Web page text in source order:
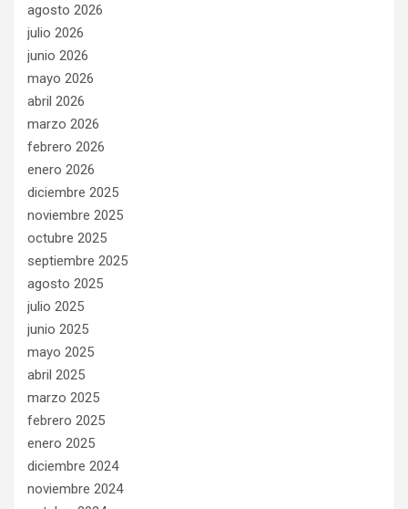
agosto 2026
julio 2026
junio 2026
mayo 2026
abril 2026
marzo 2026
febrero 2026
enero 2026
diciembre 2025
noviembre 2025
octubre 2025
septiembre 2025
agosto 2025
julio 2025
junio 2025
mayo 2025
abril 2025
marzo 2025
febrero 2025
enero 2025
diciembre 2024
noviembre 2024